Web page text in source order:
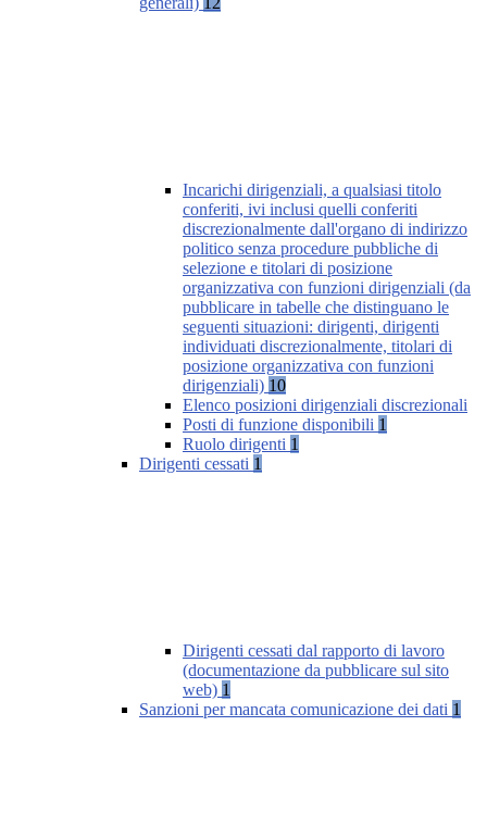
Incarichi dirigenziali, a qualsiasi titolo
conferiti, ivi inclusi quelli conferiti
discrezionalmente dall'organo di indirizzo
politico senza procedure pubbliche di
selezione e titolari di posizione
organizzativa con funzioni dirigenziali (da
pubblicare in tabelle che distinguano le
seguenti situazioni: dirigenti, dirigenti
individuati discrezionalmente, titolari di
posizione organizzativa con funzioni
dirigenziali) 10
Elenco posizioni dirigenziali discrezionali
Posti di funzione disponibili 1
Ruolo dirigenti 1
Dirigenti cessati 1
Dirigenti cessati dal rapporto di lavoro
(documentazione da pubblicare sul sito
web) 1
Sanzioni per mancata comunicazione dei dati 1